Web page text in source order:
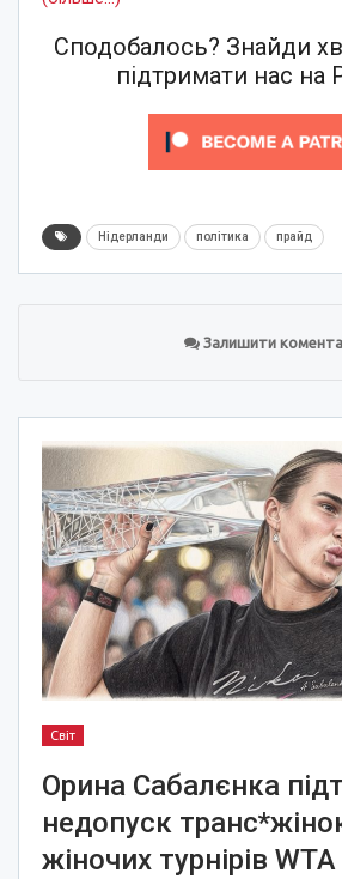
Сподобалось? Знайди
підтримати нас на
Нідерланди політика прайд
Залишити
Світ
Орина Сабалєнка
недопуск
жіночих турнірів WTA